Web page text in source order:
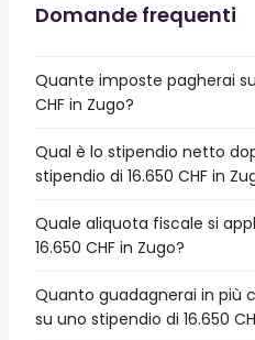
Domande frequenti
Quante imposte pagherai
CHF in Zugo?
Qual è lo stipendio netto
stipendio di 16.650 CHF in
Quale aliquota fiscale si
16.650 CHF in Zugo?
Quanto guadagnerai in più
su uno stipendio di 16.650